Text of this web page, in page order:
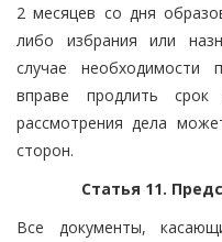
2 месяцев со дня
либо избрания или
случае необходимости
вправе продлить
рассмотрения дела
сторон.
Статья 11.
Все документы,